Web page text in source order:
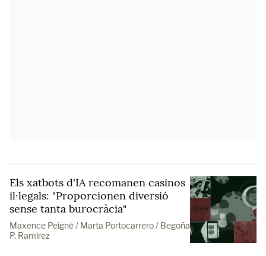
Els xatbots d'IA recomanen casinos
il·legals: "Proporcionen diversió
sense tanta burocràcia"
Maxence Peigné / Marta Portocarrero / Begoña
P. Ramírez